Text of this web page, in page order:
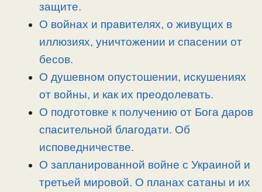
защите.
О войнах и правителях, о живущих в
иллюзиях, уничтожении и спасении от
бесов.
О душевном опустошении, искушениях
от войны, и как их преодолевать.
О подготовке к получению от Бога даров
спасительной благодати. Об
исповедничестве.
О запланированной войне с Украиной и
третьей мировой. О планах сатаны и их